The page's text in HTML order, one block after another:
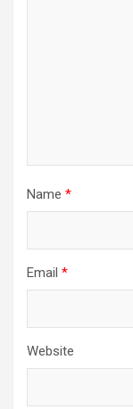
Name *
Email *
Website